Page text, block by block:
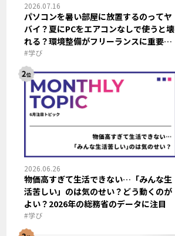
2026.07.16
パソコンを暑い部屋に放置するのってヤ
バイ？夏にPCをエアコンなしで使うと壊
れる？環境整備がフリーランスに重要な
ワケ
#学び
2026.06.26
物価高すぎて生活できない…「みんな生
活苦しい」のは気のせい？どう動くのが
よい？2026年の総務省のデータに注目
#学び